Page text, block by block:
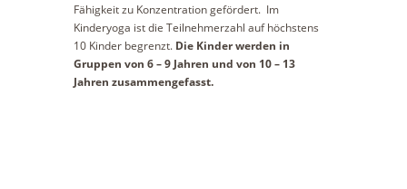
Fähigkeit zu Konzentration gefördert. Im
Kinderyoga ist die Teilnehmerzahl auf höchstens
10 Kinder begrenzt. Die Kinder werden in
Gruppen von 6 – 9 Jahren und von 10 – 13
Jahren zusammengefasst.